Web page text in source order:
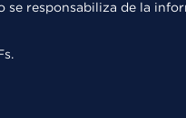
se responsabiliza de la